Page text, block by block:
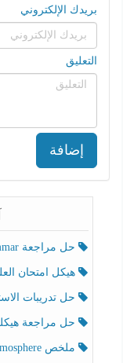
بريدك الإلكتروني
التعليق
إضافة
حل مراجعة Grammar اللغة الإنجليزية الصف الخامس الفصل الثالث
هيكل امتحان العلوم
حل تدريبات الاستعداد
حل مراجعة هيكلة
ملخص Effect of Atmosphere حسب الهيكل الوزاري العلوم المتكاملة الصف الخامس انسبير الفصل الثالث